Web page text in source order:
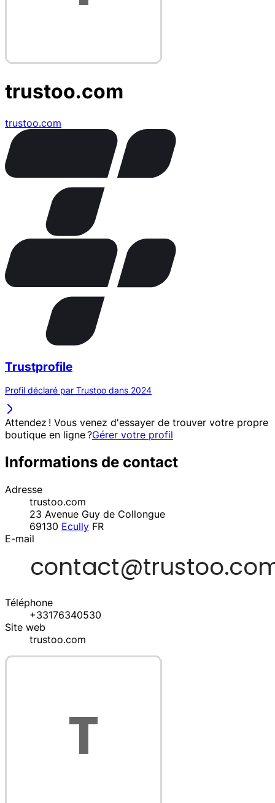
trustoo.com
trustoo.com
Trustprofile
Profil déclaré par Trustoo dans 2024
Attendez ! Vous venez d'essayer de trouver votre propre
boutique en ligne ?Gérer votre profil
Informations de contact
Adresse
trustoo.com
23 Avenue Guy de Collongue
69130 Ecully FR
E-mail
Téléphone
+33176340530
Site web
trustoo.com